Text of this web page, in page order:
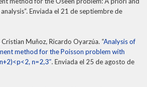
Enviada el 21 de septiembre de
Cristian Muñoz, Ricardo Oyarzúa. “Analysis of
method for the Poisson problem with
n=2,3″. Enviada el 25 de agosto de